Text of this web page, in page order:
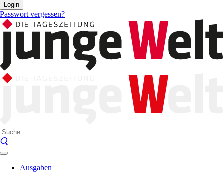
Login
Passwort vergessen?
Ausgaben